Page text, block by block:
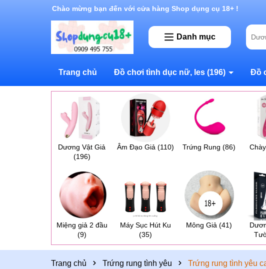
Rất nhiều ưu đãi và chương trình khuyến mãi đang chờ đợi
Danh mục
Trang chủ Đồ chơi tình dục nữ, les (196) Đồ
Dương Vật Giả
(196)
Âm Đạo Giả (110) Trứng Rung (86)
Miệng giả 2 đầu
(9)
Máy Sục Hút Ku
(35)
Mông Giả (41)
Trang chủ Trứng rung tình yêu Trứng rung tình yêu